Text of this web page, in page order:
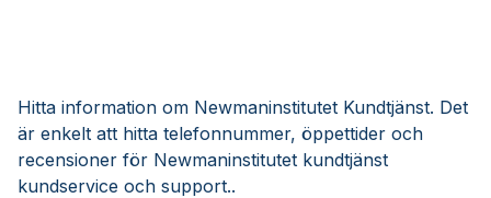
Hitta information om Newmaninstitutet Kundtjänst. Det
är enkelt att hitta telefonnummer, öppettider och
recensioner för Newmaninstitutet kundtjänst
kundservice och support..